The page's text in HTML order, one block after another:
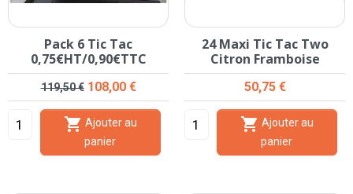
Pack 6 Tic Tac
0,75€HT/0,90€TTC
Prix de base
119,50 € Prix
108,00 €

panier
24 Maxi Tic Tac Two
Citron Framboise
Prix
50,75 €

panier